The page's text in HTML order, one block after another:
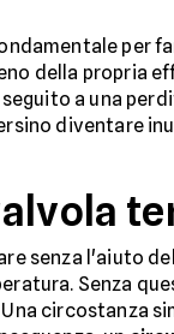
per
della propria
a una
diventare
senza l'aiuto
Senza
circostanza